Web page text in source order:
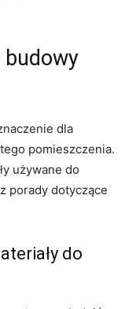
budowy
dla
pomieszczenia.
używane do
porady dotyczące
do